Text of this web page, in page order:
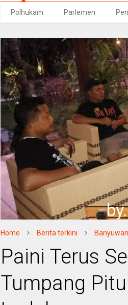
Polhukam Parlemen
Home Berita terkini
Paini Terus
Tumpang